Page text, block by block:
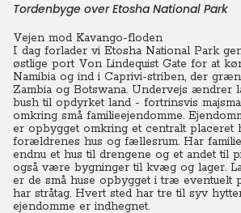
Tordenbyge over Etosha National Park
Vejen mod Kavango-floden
I dag forlader vi Etosha National Park
østlige port Von Lindequist Gate for at
Namibia og ind i Caprivi-striben, der
Zambia og Botswana. Undervejs ændrer
bush til opdyrket land - fortrinsvis
omkring små familieejendomme.
er opbygget omkring et centralt placeret
forældrenes hus og fællesrum. Har
endnu et hus til drengene og et andet til
også være bygninger til kvæg og lager.
er de små huse opbygget i træ eventuelt
har stråtag. Hvert sted har tre til syv
ejendomme er indhegnet.